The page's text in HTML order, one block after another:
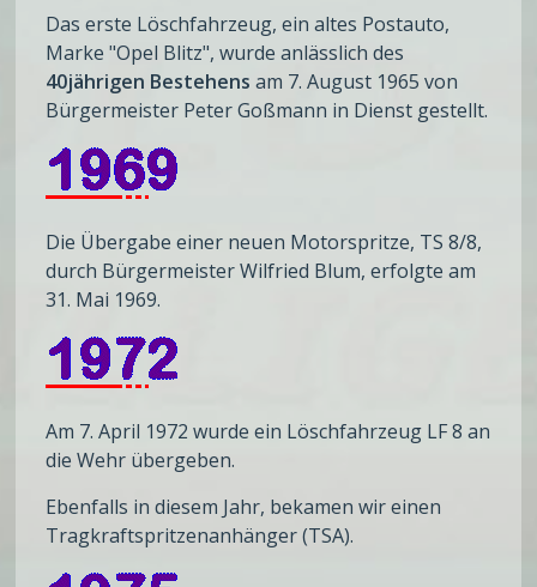
Das erste Löschfahrzeug, ein altes Postauto,
Marke "Opel Blitz", wurde anlässlich des
40jährigen Bestehens am 7. August 1965 von
Bürgermeister Peter Goßmann in Dienst gestellt.
Die Übergabe einer neuen Motorspritze, TS 8/8,
durch Bürgermeister Wilfried Blum, erfolgte am
31. Mai 1969.
Am 7. April 1972 wurde ein Löschfahrzeug LF 8 an
die Wehr übergeben.
Ebenfalls in diesem Jahr, bekamen wir einen
Tragkraftspritzenanhänger (TSA).